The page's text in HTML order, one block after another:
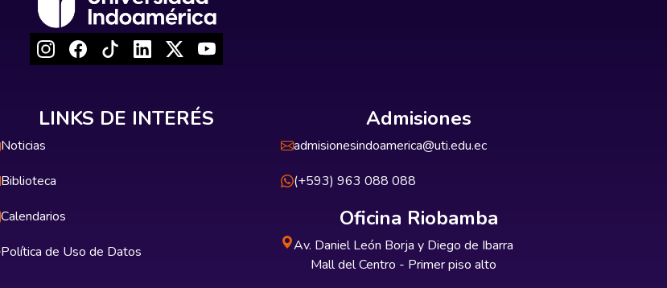
LINKS DE INTERÉS
Noticias
Biblioteca
Calendarios
Política de Uso de Datos
Admisiones
admisionesindoamerica@uti.edu.ec
(+593) 963 088 088
Oficina Riobamba
Av. Daniel León Borja y Diego de Ibarra
Mall del Centro - Primer piso alto